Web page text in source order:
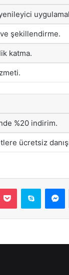
şekillendirme.
katma.
%20 indirim.
ücretsiz
Pocket Skype